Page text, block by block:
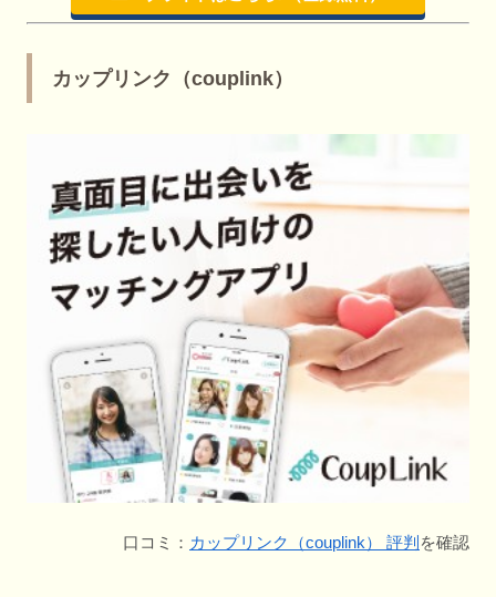
カップリンク（couplink）
口コミ： カップリンク（couplink） 評判 を確認